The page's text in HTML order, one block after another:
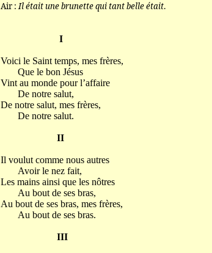
Air :Il était une brunette qui tant belle était.
I
Voici le Saint temps, mes frères,
Que le bon Jésus
Vint au monde pour l’affaire
De notre salut,
De notre salut, mes frères,
De notre salut.
II
Il voulut comme nous autres
Avoir le nez fait,
Les mains ainsi que les nôtres
Au bout de ses bras,
Au bout de ses bras, mes frères,
Au bout de ses bras.
III